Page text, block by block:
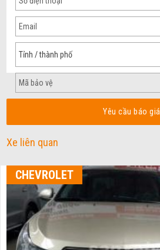
Tỉnh / thành phố
Yêu cầu báo giá
Xe liên quan
CHEVROLET